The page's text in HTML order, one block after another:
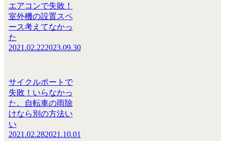
エアコンで失敗！
室外機の設置スペ
ース考えてなかっ
た
2021.02.222023.09.30
サイクルポートで
失敗！いらなかっ
た。自転車の雨除
けなら別の方法い
い
2021.02.282021.10.01